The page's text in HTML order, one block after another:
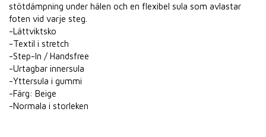
stötdämpning under hälen och en flexibel sula som avlastar
foten vid varje steg.
-Lättviktsko
-Textil i stretch
-Step-In / Handsfree
-Urtagbar innersula
-Yttersula i gummi
-Färg: Beige
-Normala i storleken